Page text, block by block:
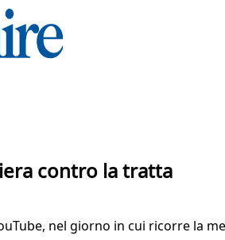
contro la tratta
nel giorno in cui ricorre la